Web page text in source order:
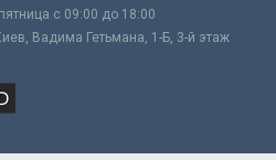
с 09:00 до 18:00
Вадима Гетьмана, 1-Б, 3-й этаж